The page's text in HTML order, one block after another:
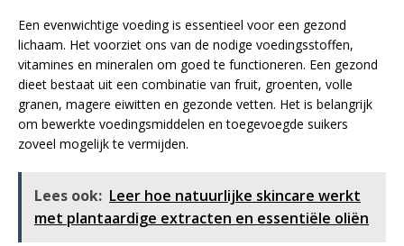
Een evenwichtige voeding is essentieel voor een gezond
lichaam. Het voorziet ons van de nodige voedingsstoffen,
vitamines en mineralen om goed te functioneren. Een gezond
dieet bestaat uit een combinatie van fruit, groenten, volle
granen, magere eiwitten en gezonde vetten. Het is belangrijk
om bewerkte voedingsmiddelen en toegevoegde suikers
zoveel mogelijk te vermijden.
Lees ook: Leer hoe natuurlijke skincare werkt
met plantaardige extracten en essentiële oliën